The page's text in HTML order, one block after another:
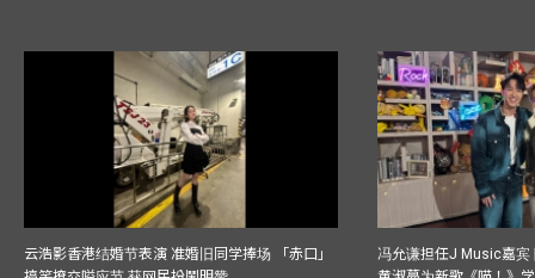
云浩影香港结婚节表演 准婚旧同学捧场 「赤口」
冯允谦担任J Music嘉